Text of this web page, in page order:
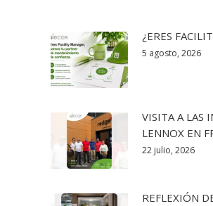
¿ERES
5 agosto, 2026
VISITA A LAS
LENNOX EN
22 julio, 2026
REFLEXIÓN